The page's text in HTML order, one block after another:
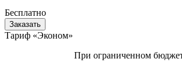
Бесплатно
Заказать
Тариф «Эконом»
При ограниченном